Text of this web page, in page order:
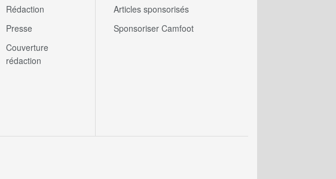
Rédaction
Presse
Couverture
rédaction
Articles sponsorisés
Sponsoriser Camfoot